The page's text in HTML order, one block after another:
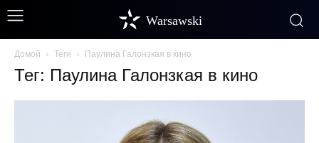
Warsawski
Домой Теги Паулина Галонзкая в кино
Тег: Паулина Галонзкая в кино